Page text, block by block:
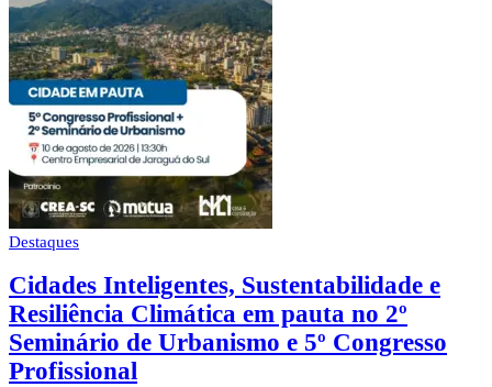
Destaques
Cidades Inteligentes, Sustentabilidade e
Resiliência Climática em pauta no 2º
Seminário de Urbanismo e 5º Congresso
Profissional